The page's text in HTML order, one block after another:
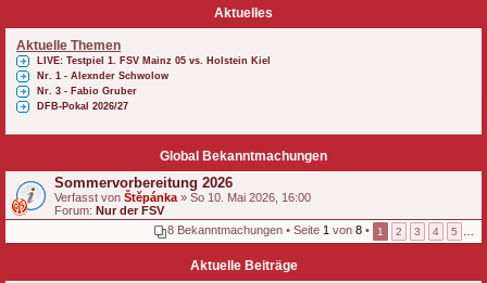
Aktuelles
Aktuelle Themen
LIVE: Testpiel 1. FSV Mainz 05 vs. Holstein Kiel
Nr. 1 - Alexnder Schwolow
Nr. 3 - Fabio Gruber
DFB-Pokal 2026/27
Global Bekanntmachungen
Sommervorbereitung 2026
Verfasst von Štěpánka » So 10. Mai 2026, 16:00
Forum: Nur der FSV
8 Bekanntmachungen • Seite 1 von 8 • 1 2 3 4 5
Aktuelle Beiträge